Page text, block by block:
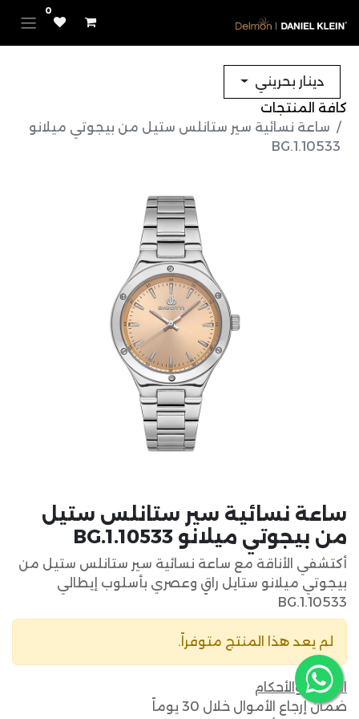
0
دينار بحريني
كافة المنتجات
ساعة نسائية سير ستانلس ستيل من بيجوتي ميلانو
BG.1.10533
ساعة نسائية سير ستانلس ستيل
من بيجوتي ميلانو BG.1.10533
أكتشفي الأناقة مع ساعة نسائية سير ستانلس ستيل من
بيجوتي ميلانو ستايل راقٍ وعصري بأسلوب إيطالي
BG.1.10533
لم يعد هذا المنتج متوفراً.
الشروط والأحكام
ضمان إرجاع الأموال خلال 30 يوماً